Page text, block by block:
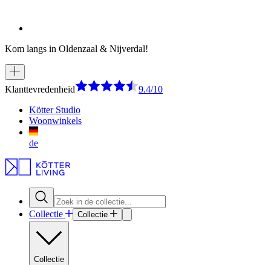
Kom langs in Oldenzaal & Nijverdal!
Klanttevredenheid
9.4/10
Kötter Studio
Woonwinkels
de
Collectie Collectie
Collectie